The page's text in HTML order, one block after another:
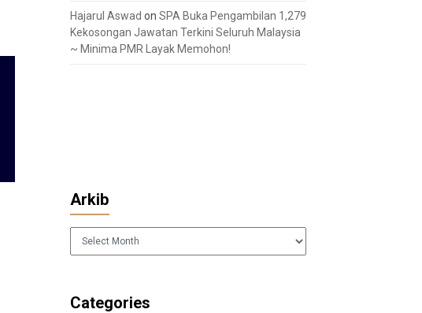
Hajarul Aswad on SPA Buka Pengambilan 1,279
Kekosongan Jawatan Terkini Seluruh Malaysia
~ Minima PMR Layak Memohon!
Arkib
Arkib
Categories